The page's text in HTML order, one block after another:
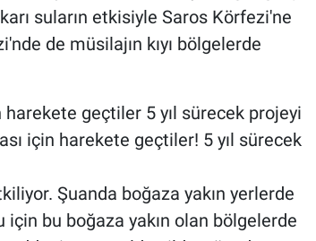
suların etkisiyle Saros Körfezi'ne
de müsilajın kıyı bölgelerde
geçtiler 5 yıl sürecek projeyi
için harekete geçtiler! 5 yıl sürecek
Şuanda boğaza yakın yerlerde
bu boğaza yakın olan bölgelerde